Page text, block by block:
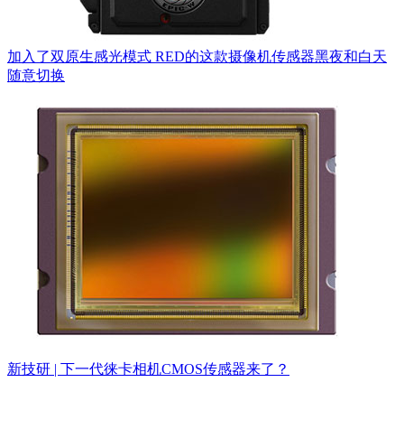
加入了双原生感光模式 RED的这款摄像机传感器黑夜和白天
随意切换
新技研 | 下一代徕卡相机CMOS传感器来了？